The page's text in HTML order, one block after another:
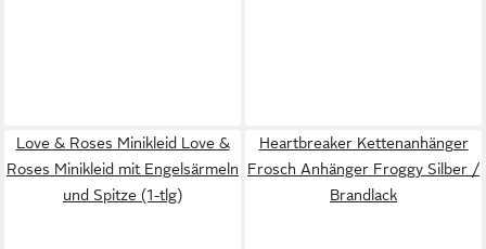
Love & Roses Minikleid Love &
Roses Minikleid mit Engelsärmeln
und Spitze (1-tlg)
Heartbreaker Kettenanhänger
Frosch Anhänger Froggy Silber /
Brandlack